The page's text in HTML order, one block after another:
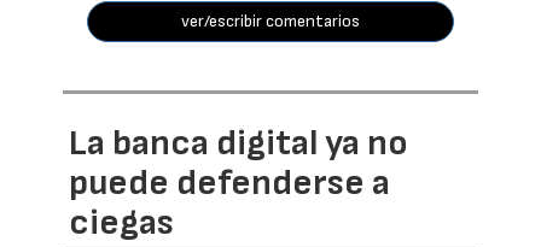
ver/escribir comentarios
La banca digital ya no
puede defenderse a
ciegas